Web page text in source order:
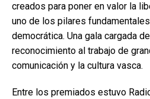
creados para poner en valor la
uno de los pilares
democrática. Una gala cargada
reconocimiento al trabajo de
comunicación y la cultura vasca.
Entre los premiados estuvo